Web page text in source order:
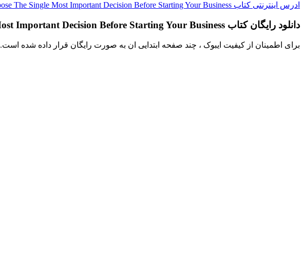
ادرس اینترنتی کتاب Choose The Single Most Important Decision Before Starting Your Business
دانلود رایگان کتاب Choose The Single Most Important Decision Before Starting Your Business
برای اطمینان از کیفیت ایبوک ، چند صفحه ابتدایی ان به صورت رایگان قرار داده شده است.